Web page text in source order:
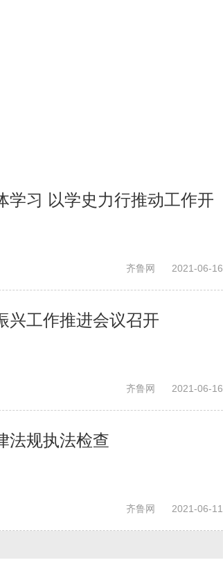
学习 以学史力行推动工作开
齐鲁网 2021-06-16
兴工作推进会议召开
齐鲁网 2021-06-16
法规执法检查
齐鲁网 2021-06-11